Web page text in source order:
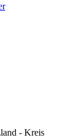
- Kreis